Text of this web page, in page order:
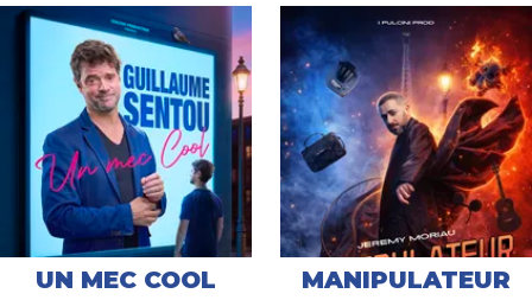
UN MEC COOL MANIPULATEUR